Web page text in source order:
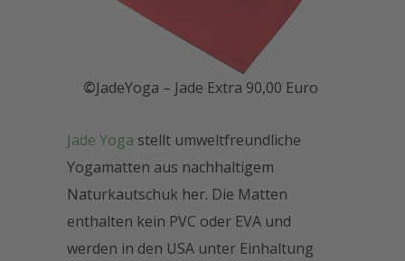
©JadeYoga – Jade Extra 90,00 Euro
Jade Yoga stellt umweltfreundliche
Yogamatten aus nachhaltigem
Naturkautschuk her. Die Matten
enthalten kein PVC oder EVA und
werden in den USA unter Einhaltung